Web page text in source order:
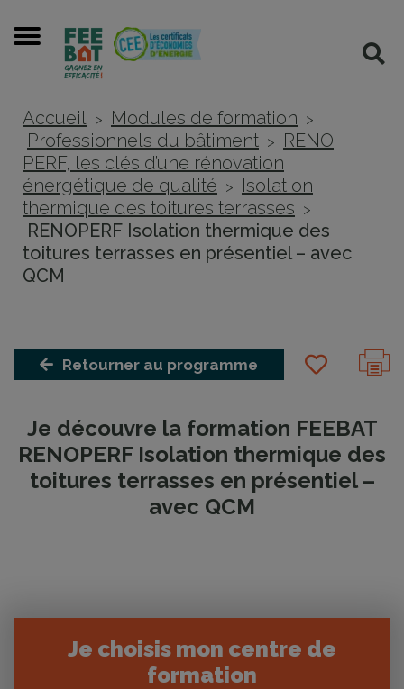
Menu
Accueil > Modules de formation >
Professionnels du bâtiment > RENO
PERF, les clés d’une rénovation
énergétique de qualité > Isolation
thermique des toitures terrasses >
RENOPERF Isolation thermique des
toitures terrasses en présentiel – avec
QCM
Retourner au programme
Je découvre la formation FEEBAT
RENOPERF Isolation thermique des
toitures terrasses en présentiel –
avec QCM
Je choisis mon centre de
formation